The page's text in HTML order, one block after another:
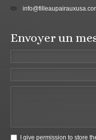
Envoyer un
I give permission to store